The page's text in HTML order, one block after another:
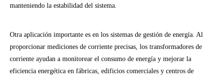
manteniendo la estabilidad del sistema.
Otra aplicación importante es en los sistemas de gestión de energía. Al
proporcionar mediciones de corriente precisas, los transformadores de
corriente ayudan a monitorear el consumo de energía y mejorar la
eficiencia energética en fábricas, edificios comerciales y centros de